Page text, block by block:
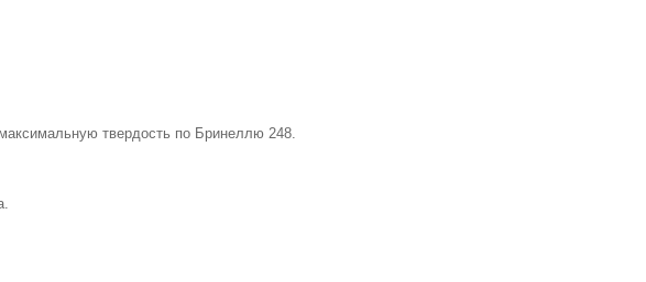
твердость по Бринеллю 248.